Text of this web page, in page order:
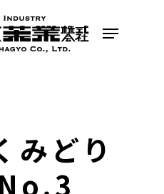
Menu
みどり